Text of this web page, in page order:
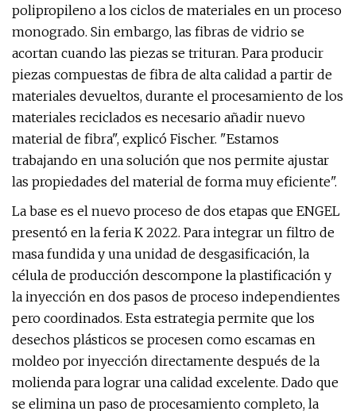
polipropileno a los ciclos de materiales en un proceso
monogrado. Sin embargo, las fibras de vidrio se
acortan cuando las piezas se trituran. Para producir
piezas compuestas de fibra de alta calidad a partir de
materiales devueltos, durante el procesamiento de los
materiales reciclados es necesario añadir nuevo
material de fibra", explicó Fischer. "Estamos
trabajando en una solución que nos permite ajustar
las propiedades del material de forma muy eficiente".
La base es el nuevo proceso de dos etapas que ENGEL
presentó en la feria K 2022. Para integrar un filtro de
masa fundida y una unidad de desgasificación, la
célula de producción descompone la plastificación y
la inyección en dos pasos de proceso independientes
pero coordinados. Esta estrategia permite que los
desechos plásticos se procesen como escamas en
moldeo por inyección directamente después de la
molienda para lograr una calidad excelente. Dado que
se elimina un paso de procesamiento completo, la